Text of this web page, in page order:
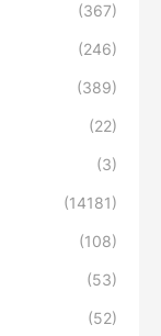
(367)
(246)
(389)
(22)
(3)
(14181)
(108)
(53)
(52)